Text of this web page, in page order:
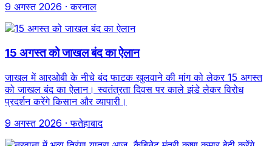
9 अगस्त 2026 · करनाल
15 अगस्त को जाखल बंद का ऐलान
जाखल में आरओबी के नीचे बंद फाटक खुलवाने की मांग को लेकर 15 अगस्त
को जाखल बंद का ऐलान। स्वतंत्रता दिवस पर काले झंडे लेकर विरोध
प्रदर्शन करेंगे किसान और व्यापारी।
9 अगस्त 2026 · फतेहाबाद